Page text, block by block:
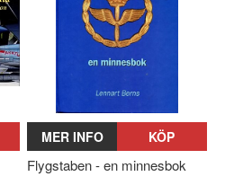
MER INFO KÖP
Flygstaben - en minnesbok